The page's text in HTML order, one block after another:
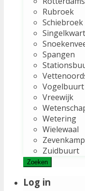
Rubroek
Schiebroek
Spangen
Vogelbuurt
Vreewijk
Wetering
Wielewaal
Zevenkamp
Zuidbuurt
Zoeken
Log in